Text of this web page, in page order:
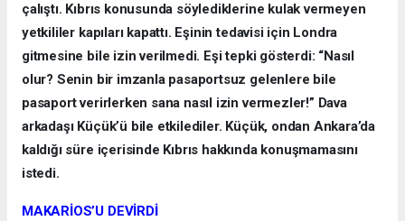
çalıştı. Kıbrıs konusunda söylediklerine kulak vermeyen
yetkililer kapıları kapattı. Eşinin tedavisi için Londra
gitmesine bile izin verilmedi. Eşi tepki gösterdi: “Nasıl
olur? Senin bir imzanla pasaportsuz gelenlere bile
pasaport verirlerken sana nasıl izin vermezler!” Dava
arkadaşı Küçük’ü bile etkilediler. Küçük, ondan Ankara’da
kaldığı süre içerisinde Kıbrıs hakkında konuşmamasını
istedi.
MAKARİOS’U DEVİRDİ